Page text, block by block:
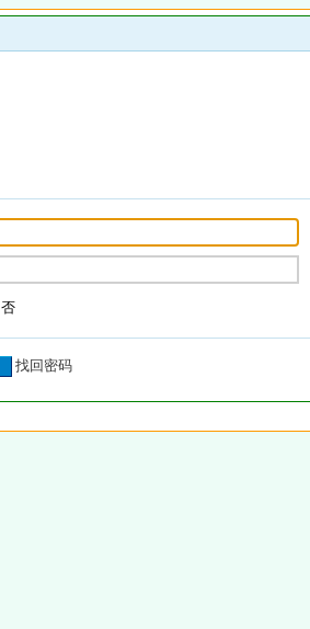
否
找回密码